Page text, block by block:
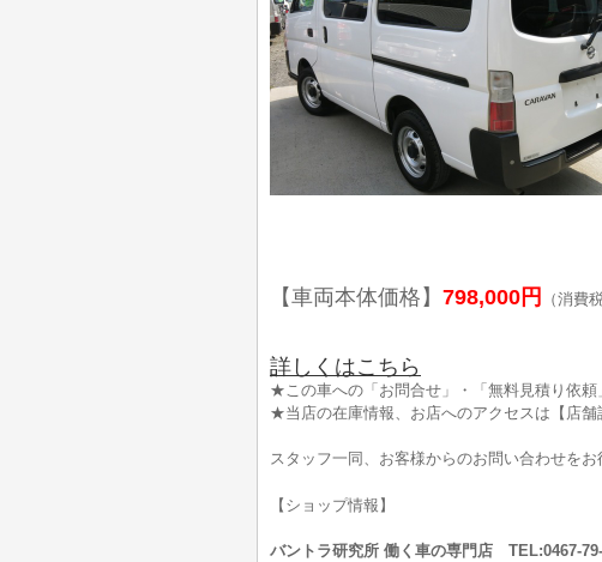
【車両本体価格】 798,000円 （消費
詳しくはこちら
★この車への「お問合せ」・「無料見積り依
★当店の在庫情報、お店へのアクセスは【店舗
スタッフ一同、お客様からのお問い合わせをお
【ショップ情報】
バントラ研究所 働く車の専門店 TEL:0467-